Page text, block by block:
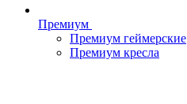
Премиум
Премиум геймерские
Премиум кресла